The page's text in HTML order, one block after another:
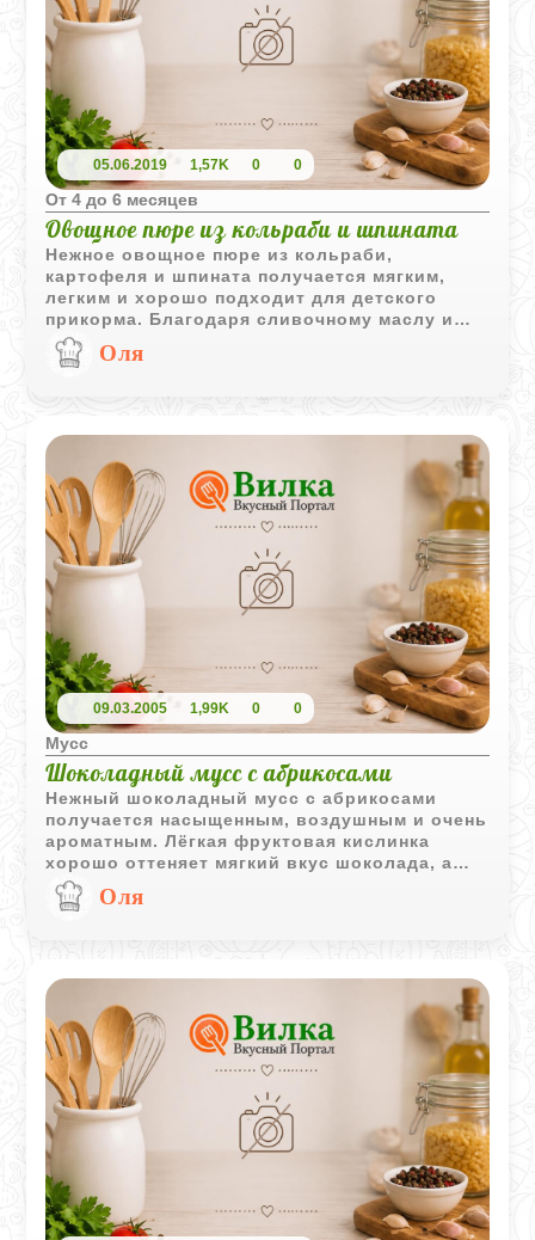
05.06.2019 1,57K 0 0
Oт 4 до 6 месяцев
Овощное пюре из кольраби и шпината
Нежное овощное пюре из кольраби,
картофеля и шпината получается мягким,
легким и хорошо подходит для детского
прикорма. Благодаря сливочному маслу и
желтку вкус блюда становится более
деликатным и приятным для малыша.
Оля
09.03.2005 1,99K 0 0
Мусс
Шоколадный мусс с абрикосами
Нежный шоколадный мусс с абрикосами
получается насыщенным, воздушным и очень
ароматным. Лёгкая фруктовая кислинка
хорошо оттеняет мягкий вкус шоколада, а
розмарин добавляет тонкую пряную нотку.
Оля